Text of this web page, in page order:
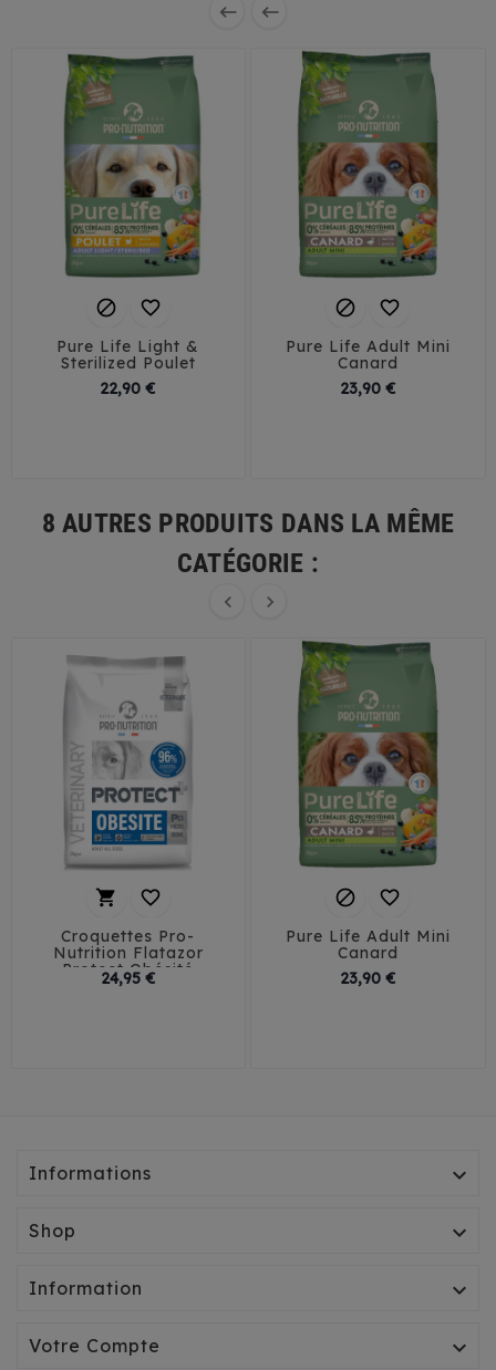
 
 
Pure Life Light &
Sterilized Poulet
22,90 €
 
Pure Life Adult Mini
Canard
23,90 €Prix
8 AUTRES PRODUITS DANS LA MÊME
CATÉGORIE :
 
 
Croquettes Pro-
Nutrition Flatazor
Protect Obésité
24,95 €Prix
 
Pure Life Adult Mini
Canard
23,90 €Prix
Informations 
Shop 
Information 
Votre Compte 